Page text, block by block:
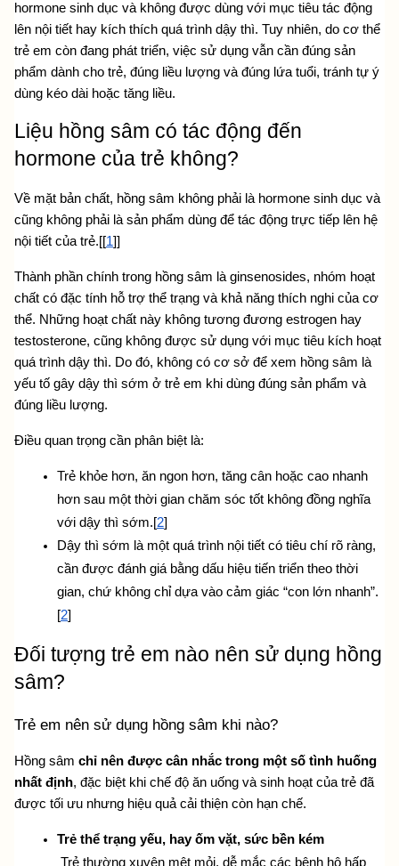
hormone sinh dục và không được dùng với mục tiêu tác động
lên nội tiết hay kích thích quá trình dậy thì. Tuy nhiên, do cơ thể
trẻ em còn đang phát triển, việc sử dụng vẫn cần đúng sản
phẩm dành cho trẻ, đúng liều lượng và đúng lứa tuổi, tránh tự ý
dùng kéo dài hoặc tăng liều.
Liệu hồng sâm có tác động đến
hormone của trẻ không?
Về mặt bản chất, hồng sâm không phải là hormone sinh dục và
cũng không phải là sản phẩm dùng để tác động trực tiếp lên hệ
nội tiết của trẻ.[[1]]
Thành phần chính trong hồng sâm là ginsenosides, nhóm hoạt
chất có đặc tính hỗ trợ thể trạng và khả năng thích nghi của cơ
thể. Những hoạt chất này không tương đương estrogen hay
testosterone, cũng không được sử dụng với mục tiêu kích hoạt
quá trình dậy thì. Do đó, không có cơ sở để xem hồng sâm là
yếu tố gây dậy thì sớm ở trẻ em khi dùng đúng sản phẩm và
đúng liều lượng.
Điều quan trọng cần phân biệt là:
Trẻ khỏe hơn, ăn ngon hơn, tăng cân hoặc cao nhanh
hơn sau một thời gian chăm sóc tốt không đồng nghĩa
với dậy thì sớm.[2]
Dậy thì sớm là một quá trình nội tiết có tiêu chí rõ ràng,
cần được đánh giá bằng dấu hiệu tiến triển theo thời
gian, chứ không chỉ dựa vào cảm giác “con lớn nhanh”.
[2]
Đối tượng trẻ em nào nên sử dụng hồng
sâm?
Trẻ em nên sử dụng hồng sâm khi nào?
Hồng sâm chỉ nên được cân nhắc trong một số tình huống
nhất định, đặc biệt khi chế độ ăn uống và sinh hoạt của trẻ đã
được tối ưu nhưng hiệu quả cải thiện còn hạn chế.
Trẻ thể trạng yếu, hay ốm vặt, sức bền kém